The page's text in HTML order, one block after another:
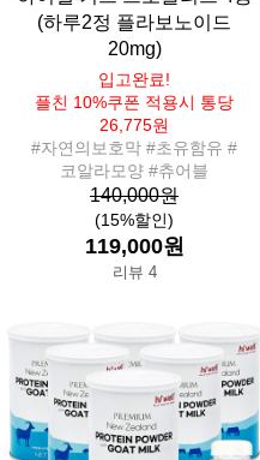
(하루2정 플라보노이드
20mg)
입고완료!
플친 10%쿠폰 적용시 통당
26,775원
#자연의보호막 #초유함유 #
코알라모양 #츄어블
140,000원
(15%할인)
119,000원
리뷰 4